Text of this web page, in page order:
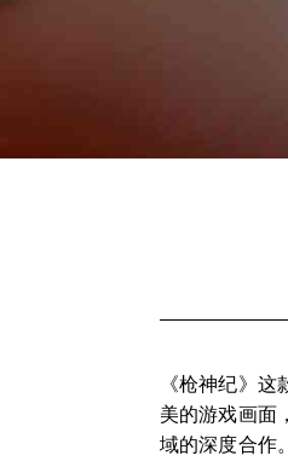
《枪神纪》
美的游戏画面
域的深度合作。